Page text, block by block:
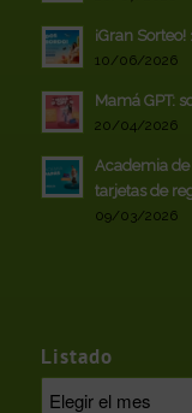
¡Gran
10/06/2026
Mamá GPT:
20/04/2026
Academia
tarjetas de
09/03/2026
Listado